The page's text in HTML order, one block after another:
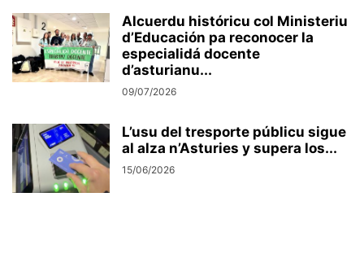
Alcuerdu históricu col Ministeriu
d’Educación pa reconocer la
especialidá docente
d’asturianu...
09/07/2026
L’usu del tresporte públicu sigue
al alza n’Asturies y supera los...
15/06/2026